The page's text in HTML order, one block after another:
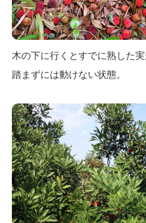
木の下に行くとすでに熟した
踏まずには動けない状態。